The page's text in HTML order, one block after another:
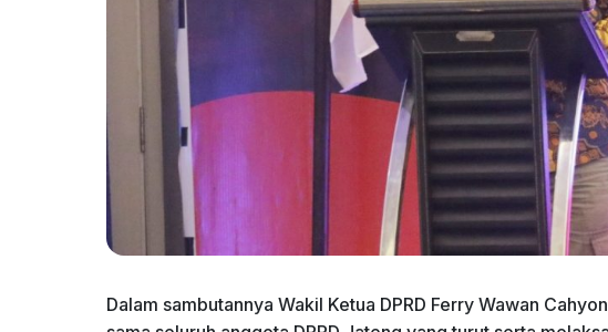
Dalam sambutannya Wakil Ketua DPRD Ferry Wawan